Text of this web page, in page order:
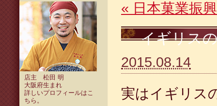
店主 松田 明
大阪府生まれ
詳しいプロフィールはこ
ちら 。
« 日本菓業振
イギリス
2015.08.14
実はイギリス